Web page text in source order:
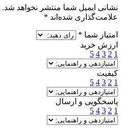
نشانی ایمیل شما منتشر نخواهد شد.
علامت‌گذاری شده‌اند *
امتیاز شما *
ارزش خرید
1
2
3
4
5
کیفیت
1
2
3
4
5
پاسخگویی و ارسال
1
2
3
4
5